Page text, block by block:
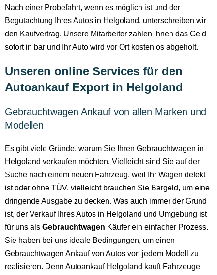
Nach einer Probefahrt, wenn es möglich ist und der
Begutachtung Ihres Autos in Helgoland, unterschreiben wir
den Kaufvertrag. Unsere Mitarbeiter zahlen Ihnen das Geld
sofort in bar und Ihr Auto wird vor Ort kostenlos abgeholt.
Unseren online Services für den
Autoankauf Export in Helgoland
Gebrauchtwagen Ankauf von allen Marken und
Modellen
Es gibt viele Gründe, warum Sie Ihren Gebrauchtwagen in
Helgoland verkaufen möchten. Vielleicht sind Sie auf der
Suche nach einem neuen Fahrzeug, weil Ihr Wagen defekt
ist oder ohne TÜV, vielleicht brauchen Sie Bargeld, um eine
dringende Ausgabe zu decken. Was auch immer der Grund
ist, der Verkauf Ihres Autos in Helgoland und Umgebung ist
für uns als Gebrauchtwagen Käufer ein einfacher Prozess.
Sie haben bei uns ideale Bedingungen, um einen
Gebrauchtwagen Ankauf von Autos von jedem Modell zu
realisieren. Denn Autoankauf Helgoland kauft Fahrzeuge,